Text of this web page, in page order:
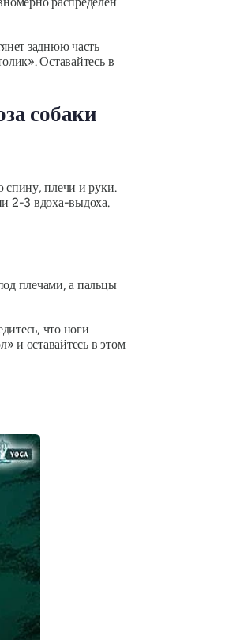
заднюю часть
Оставайтесь в
собаки
спину, плечи и руки.
2-3 вдоха-выдоха.
плечами, а пальцы
что ноги
и оставайтесь в этом